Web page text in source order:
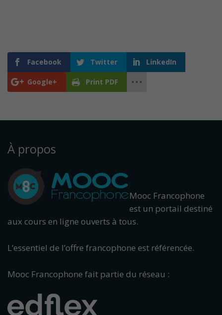
Facebook Twitter LinkedIn
Google+ Print PDF
À propos
Mooc Francophone
est un portail destiné
aux cours en ligne ouverts à tous.
L’essentiel de l’offre francophone est référencée.
Mooc Francophone fait partie du réseau :